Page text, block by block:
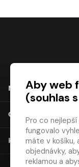
NÁKUP
O SPOLEČNOSTI
KONTAKT
Aby web
(souhlas
Pro co
fungovalo
máte v
objednávky,
reklamou a